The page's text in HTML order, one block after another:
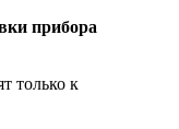
прибора
только к